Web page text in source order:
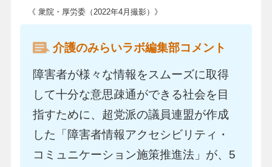
《 衆院・厚労委（2022年4月撮影）》
介護のみらいラボ編集部コメント
障害者が様々な情報をスムーズに取得
して十分な意思疎通ができる社会を目
指すために、超党派の議員連盟が作成
した「障害者情報アクセシビリティ・
コミュニケーション施策推進法」が、5